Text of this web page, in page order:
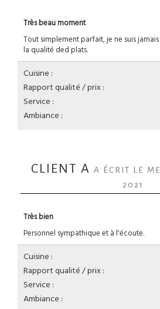
Très beau moment
Tout simplement parfait, je ne suis
la qualité ded plats.
Cuisine :
Rapport qualité / prix :
Service :
Ambiance :
CLIENT A A ÉCRIT LE
2021
Très bien
Personnel sympathique et à l'écoute.
Cuisine :
Rapport qualité / prix :
Service :
Ambiance :